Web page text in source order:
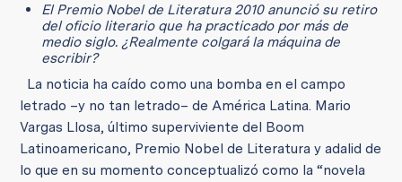
El Premio Nobel de Literatura 2010 anunció su retiro
del oficio literario que ha practicado por más de
medio siglo. ¿Realmente colgará la máquina de
escribir?
La noticia ha caído como una bomba en el campo
letrado –y no tan letrado– de América Latina. Mario
Vargas Llosa, último superviviente del Boom
Latinoamericano, Premio Nobel de Literatura y adalid de
lo que en su momento conceptualizó como la “novela